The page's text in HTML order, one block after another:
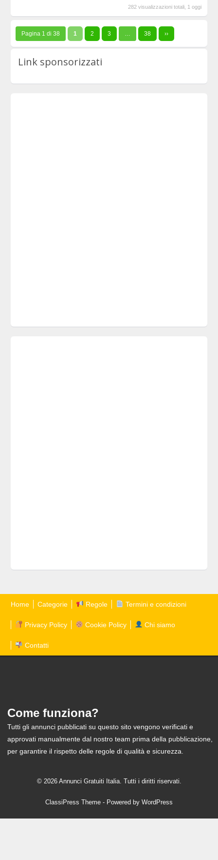
282 visualizzazioni totali, 1 oggi
Pagina 1 di 38 1 2 3 38 ››
Link sponsorizzati
Home Categorie Regole Termini e condizioni
Privacy Policy Cookie Policy Chi siamo
Contatti
Come funziona?
Tutti gli annunci pubblicati su questo sito vengono verificati e
approvati manualmente dal nostro team prima della pubblicazione,
per garantire il rispetto delle regole di qualità e sicurezza.
© 2026 Annunci Gratuiti Italia. Tutti i diritti riservati.
ClassiPress Theme - Powered by WordPress